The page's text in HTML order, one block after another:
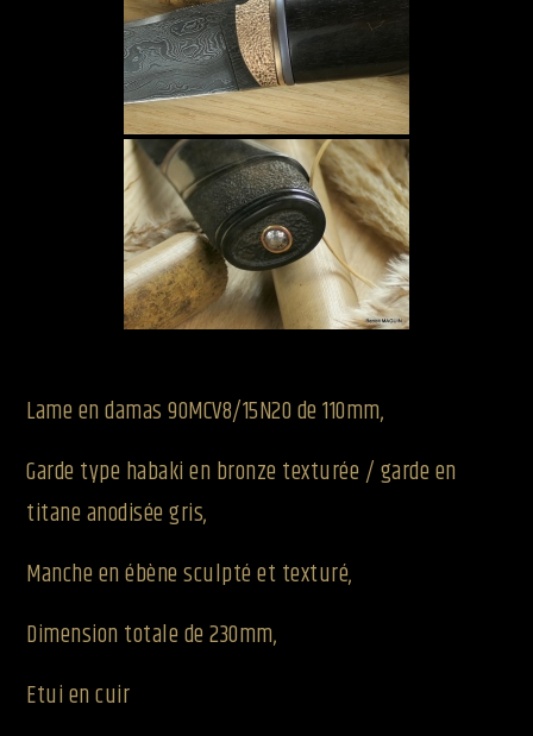
Lame en damas 90MCV8/15N20 de 110mm,
Garde type habaki en bronze texturée / garde en
titane anodisée gris,
Manche en ébène sculpté et texturé,
Dimension totale de 230mm,
Etui en cuir